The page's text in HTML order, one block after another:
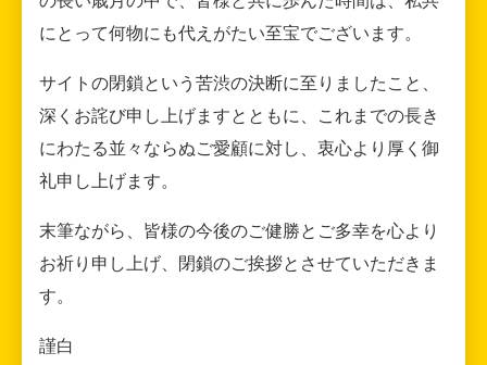
にとって何物にも代えがたい至宝でございます。
サイトの閉鎖という苦渋の決断に至りましたこと、
深くお詫び申し上げますとともに、これまでの長き
にわたる並々ならぬご愛顧に対し、衷心より厚く御
礼申し上げます。
末筆ながら、皆様の今後のご健勝とご多幸を心より
お祈り申し上げ、閉鎖のご挨拶とさせていただきま
す。
謹白